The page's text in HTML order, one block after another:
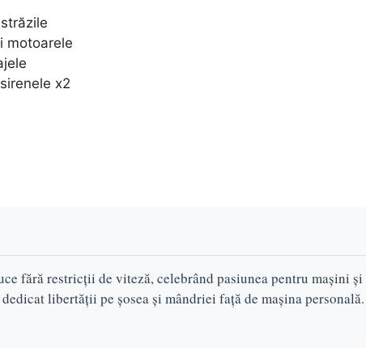
motoarele
x2
fără restricții de viteză, celebrând pasiunea pentru mașini și
libertății pe șosea și mândriei față de mașina personală.